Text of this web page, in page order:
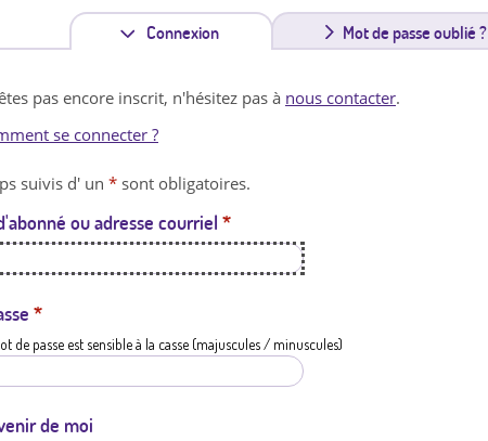
Connexion
n
l
e
Mot de passe oublié ?
pas encore inscrit, n'hésitez pas à nous contacter.
se connecter ?
suivis d' un * sont obligatoires.
ou adresse courriel *
*
de passe est sensible à la casse (majuscules / minuscules)
de moi